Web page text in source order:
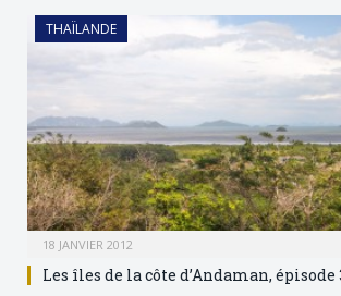
THAÏLANDE
18 JANVIER 2012
Les îles de la côte d’Andaman, épisode